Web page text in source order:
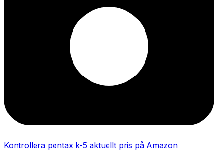
Kontrollera pentax k-5 aktuellt pris på Amazon